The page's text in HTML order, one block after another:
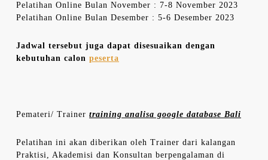
Pelatihan Online Bulan November : 7-8 November 2023
Pelatihan Online Bulan Desember : 5-6 Desember 2023
Jadwal tersebut juga dapat disesuaikan dengan
kebutuhan calon peserta
Pemateri/ Trainer training analisa google database Bali
Pelatihan ini akan diberikan oleh Trainer dari kalangan
Praktisi, Akademisi dan Konsultan berpengalaman di